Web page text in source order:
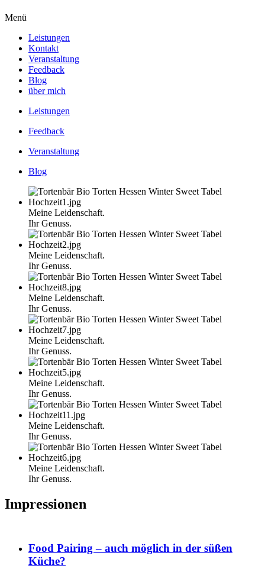
Menü
Leistungen
Kontakt
Veranstaltung
Feedback
Blog
über mich
Leistungen
Feedback
Veranstaltung
Blog
Meine Leidenschaft.
Ihr Genuss.
Meine Leidenschaft.
Ihr Genuss.
Meine Leidenschaft.
Ihr Genuss.
Meine Leidenschaft.
Ihr Genuss.
Meine Leidenschaft.
Ihr Genuss.
Meine Leidenschaft.
Ihr Genuss.
Meine Leidenschaft.
Ihr Genuss.
Impressionen
Food Pairing – auch möglich in der süßen
Küche?